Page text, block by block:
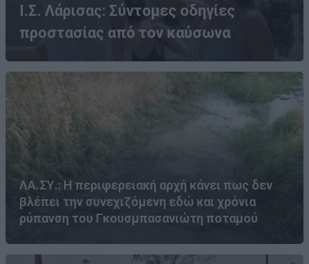
Ι.Σ. Λάρισας: Σύντομες οδηγίες
προστασίας από τον καύσωνα
ΛΑ.ΣΥ.: Η περιφερειακή αρχή κάνει πως δεν
βλέπει την συνεχιζόμενη εδώ και χρόνια
ρύπανση του Γκουσμπασανιώτη ποταμού